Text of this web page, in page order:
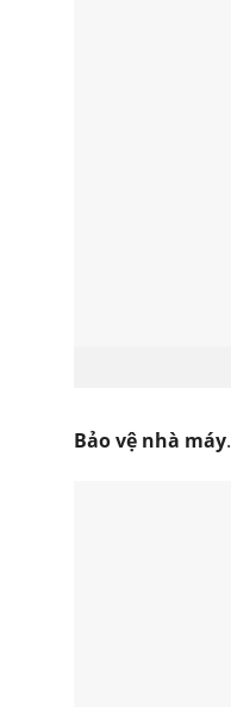
Bảo vệ nhà máy.